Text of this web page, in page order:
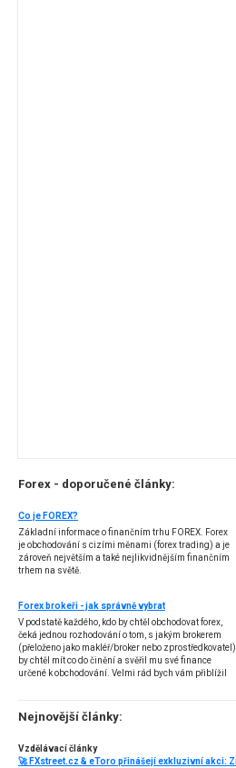
Forex - doporučené články:
Co je FOREX?
Základní informace o finančním trhu FOREX. Forex
je obchodování s cizími měnami (forex trading) a je
zároveň největším a také nejlikvidnějším finančním
trhem na světě.
Forex brokeři - jak správně vybrat
V podstatě každého, kdo by chtěl obchodovat forex,
čeká jednou rozhodování o tom, s jakým brokerem
(přeloženo jako makléř/broker nebo zprostředkovatel)
by chtěl mít co do činění a svěřil mu své finance
určené k obchodování. Velmi rád bych vám přiblížil
několik příkladů nejznámějších z nich.
Nejnovější články:
Vzdělávací články